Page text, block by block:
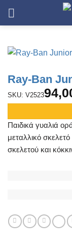
Ray-Ban
SKU: V2523
Παιδικά γυαλιά
μεταλλικό
σκελετού και